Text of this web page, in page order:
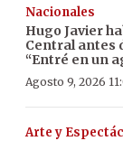
Nacionales
Hugo Javier
Central antes
“Entré en un
Agosto 9, 2026
Arte y